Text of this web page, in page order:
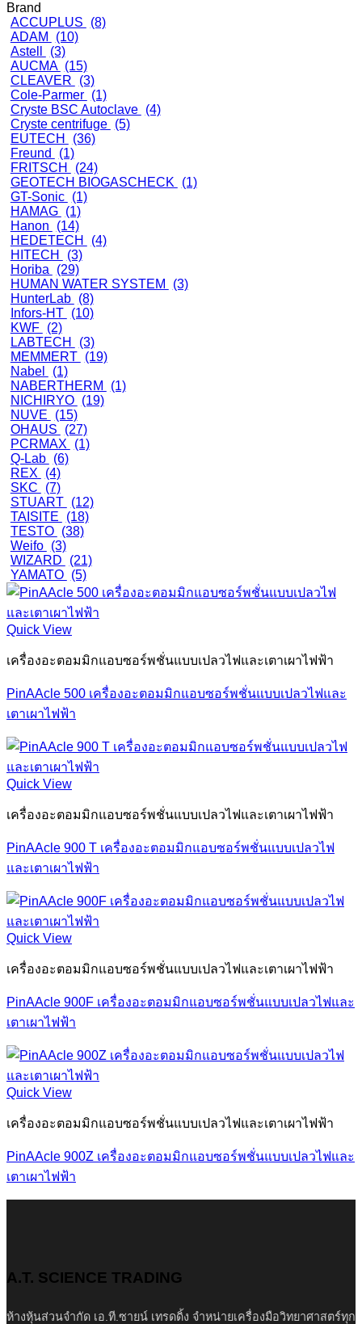
Brand
ACCUPLUS
(8)
ADAM
(10)
Astell
(3)
AUCMA (15)
CLEAVER
(3)
Cole-Parmer (1)
Cryste BSC Autoclave (4)
Cryste centrifuge (5)
EUTECH
(36)
Freund
(1)
FRITSCH
(24)
GEOTECH BIOGASCHECK
(1)
GT-Sonic (1)
HAMAG (1)
Hanon
(14)
HEDETECH
(4)
HITECH
(3)
Horiba
(29)
HUMAN WATER SYSTEM
(3)
HunterLab (8)
Infors-HT (10)
KWF (2)
LABTECH
(3)
MEMMERT (19)
Nabel
(1)
NABERTHERM
(1)
NICHIRYO (19)
NUVE
(15)
OHAUS
(27)
PCRMAX
(1)
Q-Lab (6)
REX
(4)
SKC
(7)
STUART (12)
TAISITE
(18)
TESTO (38)
Weifo (3)
WIZARD
(21)
YAMATO (5)
Quick View
เครื่องอะตอมมิกแอบซอร์พชั่นแบบเปลวไฟและเตาเผาไฟฟ้า
PinAAcle 500 เครื่องอะตอมมิกแอบซอร์พชั่นแบบเปลวไฟและ
เตาเผาไฟฟ้า
Quick View
เครื่องอะตอมมิกแอบซอร์พชั่นแบบเปลวไฟและเตาเผาไฟฟ้า
PinAAcle 900 T เครื่องอะตอมมิกแอบซอร์พชั่นแบบเปลวไฟ
และเตาเผาไฟฟ้า
Quick View
เครื่องอะตอมมิกแอบซอร์พชั่นแบบเปลวไฟและเตาเผาไฟฟ้า
PinAAcle 900F เครื่องอะตอมมิกแอบซอร์พชั่นแบบเปลวไฟและ
เตาเผาไฟฟ้า
Quick View
เครื่องอะตอมมิกแอบซอร์พชั่นแบบเปลวไฟและเตาเผาไฟฟ้า
PinAAcle 900Z เครื่องอะตอมมิกแอบซอร์พชั่นแบบเปลวไฟและ
เตาเผาไฟฟ้า
A.T. SCIENCE TRADING
ห้างหุ้นส่วนจำกัด เอ.ที.ซายน์ เทรดดิ้ง จำหน่ายเครื่องมือวิทยาศาสตร์ทุก